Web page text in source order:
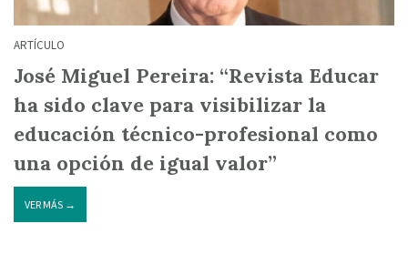
ARTÍCULO
José Miguel Pereira: “Revista Educar
ha sido clave para visibilizar la
educación técnico-profesional como
una opción de igual valor”
VER MÁS →